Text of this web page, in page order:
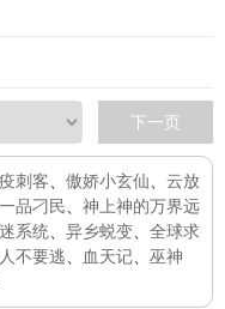
下一页
刺客 傲娇小玄仙
云放
一品刁民
神上神的万界远
系统 异乡蜕变
全球求
不要逃 血天记
巫神